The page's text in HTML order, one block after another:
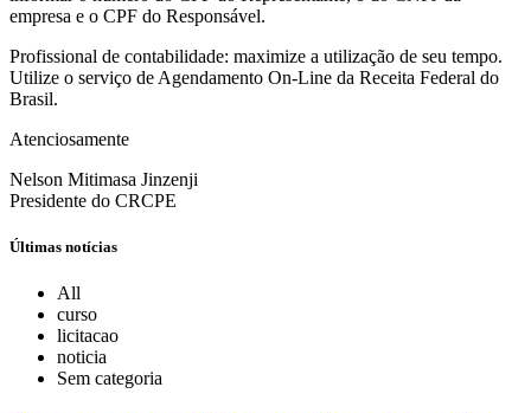
empresa e o CPF do Responsável.
Profissional de contabilidade: maximize a utilização de seu tempo.
Utilize o serviço de Agendamento On-Line da Receita Federal do
Brasil.
Atenciosamente
Nelson Mitimasa Jinzenji
Presidente do CRCPE
Últimas notícias
All
curso
licitacao
noticia
Sem categoria